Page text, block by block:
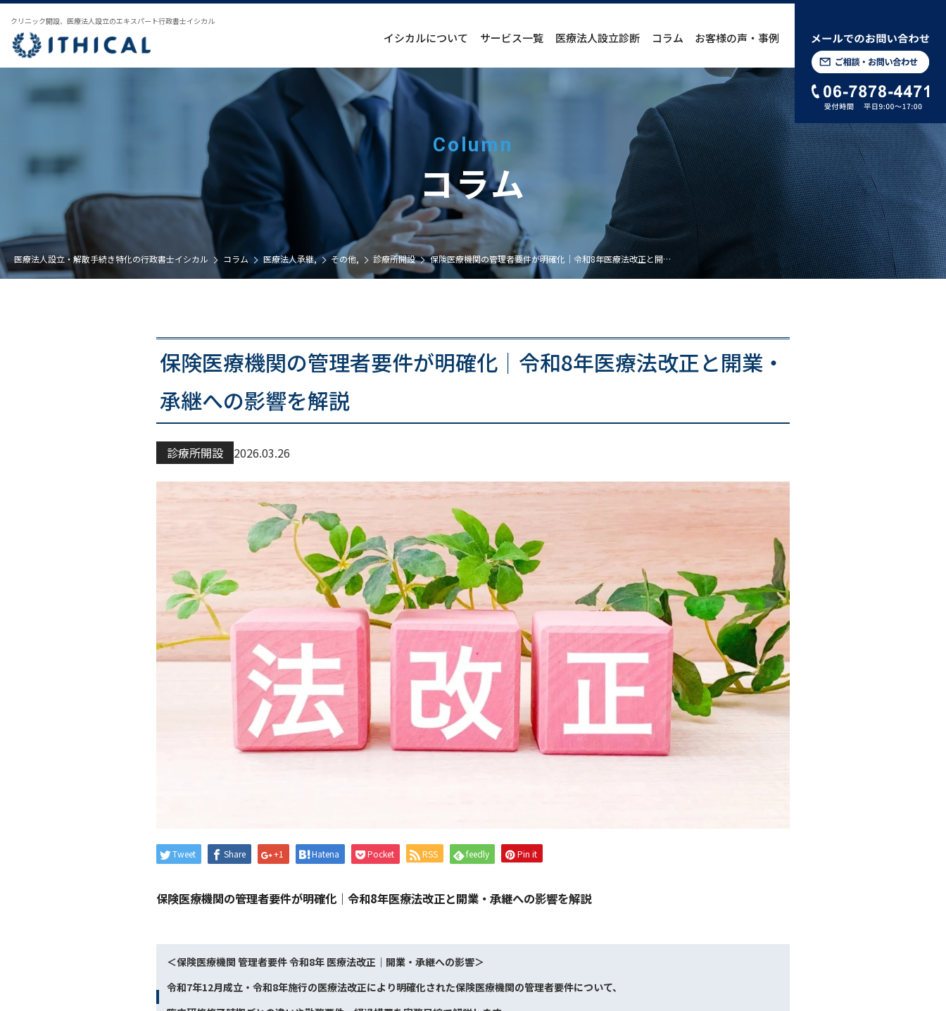
クリニック開設、医療法人設立のエキスパート行政書士イシカル
イシカルについて サービス一覧 医療法人設立診断 コラム お客様の声・事例
Column
コラム
医療法人設立・解散手続き特化の行政書士イシカル コラム 医療法人承継, その他, 診療所開設 保険医療機関の管理者要件が明確化｜令和8年医療法改正と開…
保険医療機関の管理者要件が明確化｜令和8年医療法改正と開業・
承継への影響を解説
診療所開設 2026.03.26
Tweet Share +1 Hatena Pocket RSS feedly Pin it
保険医療機関の管理者要件が明確化｜令和8年医療法改正と開業・承継への影響を解説
＜保険医療機関 管理者要件 令和8年 医療法改正｜開業・承継への影響＞
令和7年12月成立・令和8年施行の医療法改正により明確化された保険医療機関の管理者要件について、